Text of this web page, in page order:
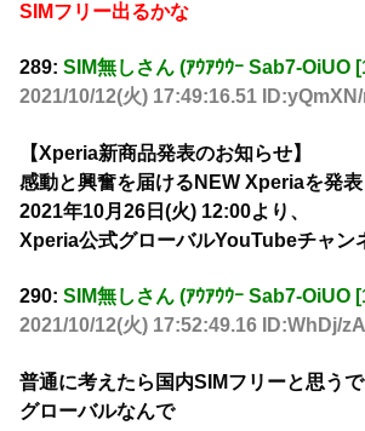
SIMフリー出るかな
289: SIM無しさん (ｱｳｱｳｳｰ Sab7-OiUO
2021/10/12(火) 17:49:16.51
【Xperia新商品発表のお知らせ】
感動と興奮を届けるNEW Xperiaを発表
2021年10月26日(火) 12:00より、
Xperia公式グローバルYouTubeチャン
290: SIM無しさん (ｱｳｱｳｳｰ Sab7-OiUO
2021/10/12(火) 17:52:49.16 ID:WhDj/
普通に考えたら国内SIMフリーと思う
グローバルなんで